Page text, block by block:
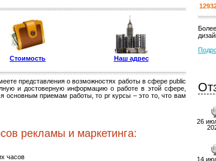
Стоимость Наш адрес
представления о возможностях работы в сфере public
и достоверную информацию о работе в этой сфере,
основным приемам работы, то pr курсы – это то, что вам
рекламы и маркетинга:
часов
Более
26
14